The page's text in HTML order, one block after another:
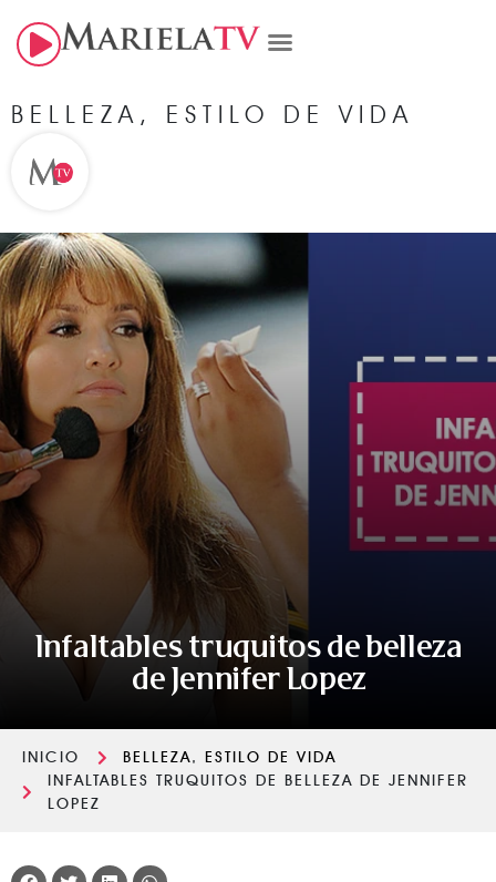
BELLEZA , ESTILO DE VIDA
Infaltables truquitos de belleza
de Jennifer Lopez
INICIO BELLEZA, ESTILO DE VIDA
INFALTABLES TRUQUITOS DE BELLEZA DE JENNIFER
LOPEZ